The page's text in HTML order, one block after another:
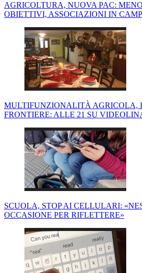
AGRICOLTURA, NUOVA PAC:
OBIETTIVI, ASSOCIAZIONI IN
MULTIFUNZIONALITÀ AGRICOLA,
FRONTIERE: ALLE 21 SU
SCUOLA, STOP AI CELLULARI:
OCCASIONE PER RIFLETTERE»